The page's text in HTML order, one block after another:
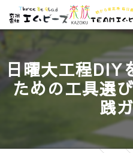
日曜大工程DIY
ための工具選
践